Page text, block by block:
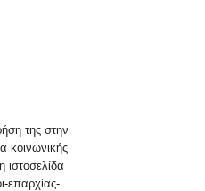
της στην
κοινωνικής
ιστοσελίδα
επαρχίας-